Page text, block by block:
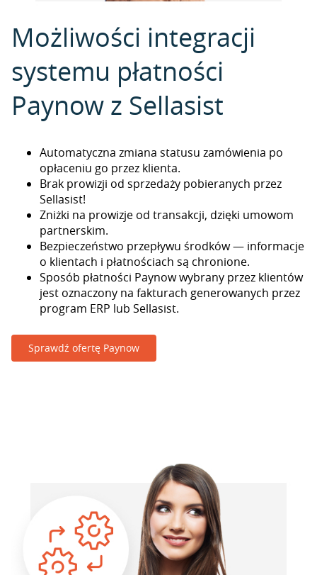
Możliwości integracji
systemu płatności
Paynow z Sellasist
Automatyczna zmiana statusu zamówienia po
opłaceniu go przez klienta.
Brak prowizji od sprzedaży pobieranych przez
Sellasist!
Zniżki na prowizje od transakcji, dzięki umowom
partnerskim.
Bezpieczeństwo przepływu środków — informacje
o klientach i płatnościach są chronione.
Sposób płatności Paynow wybrany przez klientów
jest oznaczony na fakturach generowanych przez
program ERP lub Sellasist.
Sprawdź ofertę Paynow